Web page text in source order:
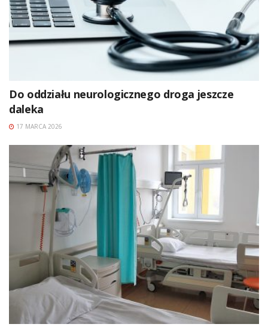
Do oddziału neurologicznego droga jeszcze
daleka
17 MARCA 2026